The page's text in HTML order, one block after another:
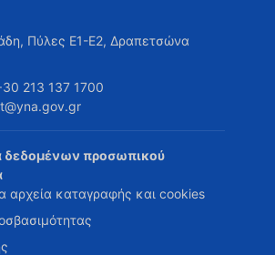
Πύλες Ε1-Ε2, Δραπετσώνα
213 137 1700
δεδομένων προσωπικού
αρχεία καταγραφής και cookies